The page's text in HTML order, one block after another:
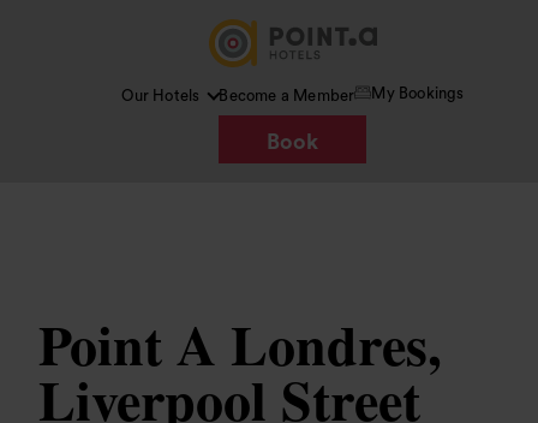
Our Hotels Become a Member My Bookings
Book
Point A Londres,
Liverpool Street